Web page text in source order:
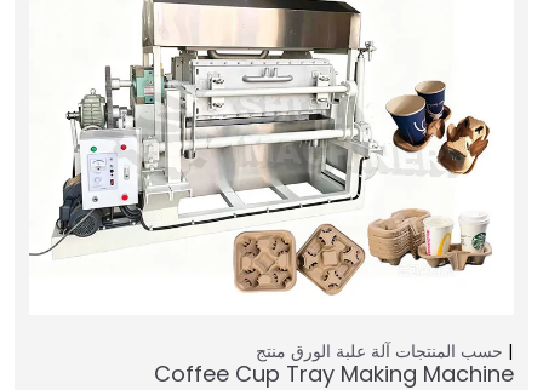
حسب المنتجات آلة علبة الورق منتج
Coffee Cup Tray Making Machine